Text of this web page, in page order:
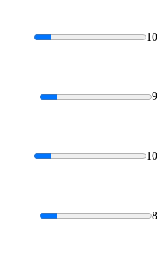
10
9
10
8